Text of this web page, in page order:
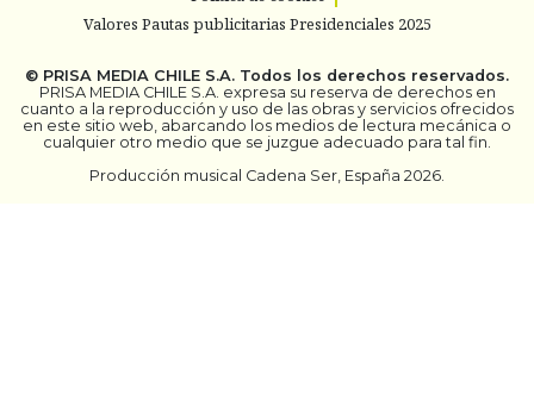
Valores Pautas publicitarias Presidenciales 2025
© PRISA MEDIA CHILE S.A. Todos los derechos reservados.
PRISA MEDIA CHILE S.A. expresa su reserva de derechos en
cuanto a la reproducción y uso de las obras y servicios ofrecidos
en este sitio web, abarcando los medios de lectura mecánica o
cualquier otro medio que se juzgue adecuado para tal fin.
Producción musical Cadena Ser, España 2026.